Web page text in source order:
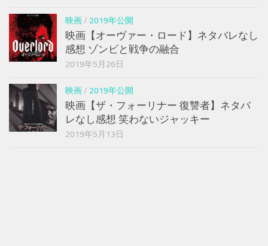
映画/ 2019年公開
映画【オーヴァー・ロード】ネタバレなし
感想 ゾンビと戦争の融合
2019年5月26日
映画/ 2019年公開
映画【ザ・フォーリナー 復讐者】ネタバ
レなし感想 笑わないジャッキー
2019年5月13日